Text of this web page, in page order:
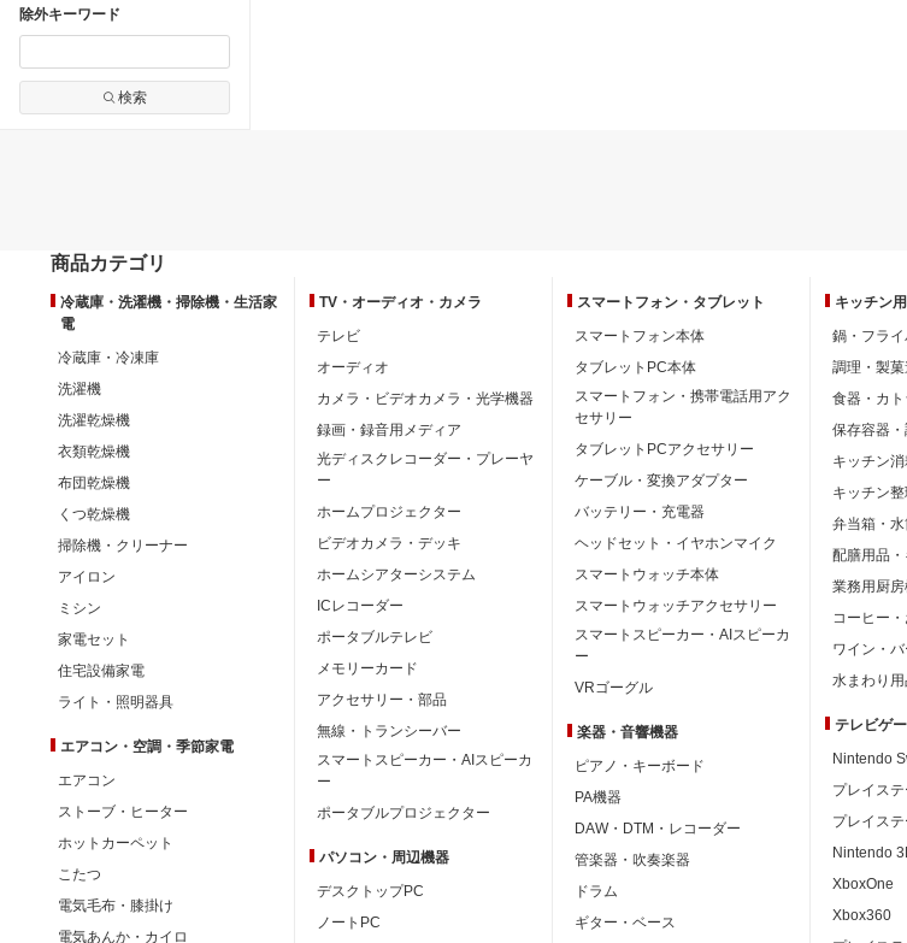
除外キーワード
検索
商品カテゴリ
冷蔵庫・洗濯機・掃除機・生活家
電
冷蔵庫・冷凍庫
洗濯機
洗濯乾燥機
衣類乾燥機
布団乾燥機
くつ乾燥機
掃除機・クリーナー
アイロン
ミシン
家電セット
住宅設備家電
ライト・照明器具
エアコン・空調・季節家電
エアコン
ストーブ・ヒーター
ホットカーペット
こたつ
電気毛布・膝掛け
電気あんか・カイロ
TV・オーディオ・カメラ
テレビ
オーディオ
カメラ・ビデオカメラ・光学機器
録画・録音用メディア
光ディスクレコーダー・プレーヤ
ー
ホームプロジェクター
ビデオカメラ・デッキ
ホームシアターシステム
ICレコーダー
ポータブルテレビ
メモリーカード
アクセサリー・部品
無線・トランシーバー
スマートスピーカー・AIスピーカ
ー
ポータブルプロジェクター
パソコン・周辺機器
デスクトップPC
ノートPC
スマートフォン・ タブレット
スマートフォン本体
タブレットPC本体
スマートフォン・携帯電話用アク
セサリー
タブレットPCアクセサリー
ケーブル・変換アダプター
バッテリー・充電器
ヘッドセット・イヤホンマイク
スマートウォッチ本体
スマートウォッチアクセサリー
スマートスピーカー・AIスピーカ
ー
VRゴーグル
楽器・音響機器
ピアノ・キーボード
PA機器
DAW・DTM・レコーダー
管楽器・吹奏楽器
ドラム
ギター・ベース
キッチン用
鍋・フライ
調理・製
食器・カ
保存容器
キッチン消
キッチン
弁当箱・
配膳用品
業務用厨
コーヒー
ワイン・
水まわり用
テレビゲ
Nintendo
プレイス
プレイス
Nintendo
XboxOne
Xbox360